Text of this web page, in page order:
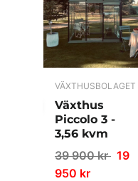
VÄXTHUSBOLAGET
Växthus
Piccolo 3 -
3,56 kvm
39 900 kr 19
950 kr